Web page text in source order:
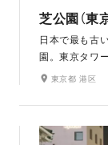
芝公園（東
日本で最も古
園。東京タワ
変化する東京
てもその彩り
東京都 港区